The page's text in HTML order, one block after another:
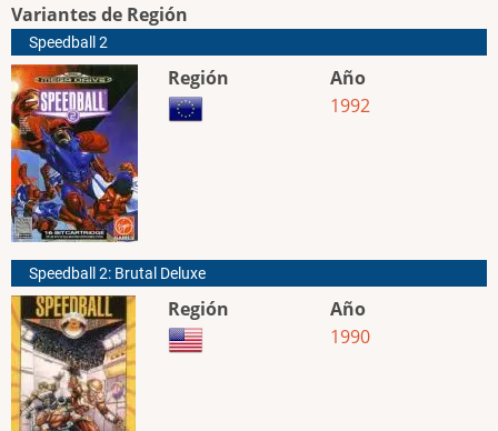
Variantes de Región
Speedball 2
Región
Año
1992
Speedball 2: Brutal Deluxe
Región
Año
1990